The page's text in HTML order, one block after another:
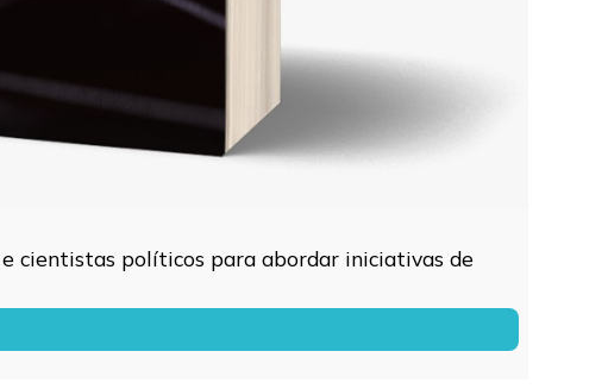
cientistas políticos para abordar iniciativas de